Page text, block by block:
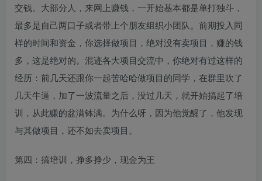
交钱。大部分人，来网上赚钱，一开始基本都是单打独斗，
最多是自己两口子或者带上个朋友组织小团队。前期投入同
样的时间和资金，你选择做项目，绝对没有卖项目，赚的钱
多，这是绝对的。混迹各大项目交流中，你绝对有过这样的
经历：前几天还跟你一起苦哈哈做项目的同学，在群里吹了
几天牛逼，加了一波流量之后，没过几天，就开始搞起了培
训，从此赚的盆满钵满。为什么呀，因为他觉醒了，他发现
与其做项目，还不如去卖项目。
第四：搞培训，挣多挣少，现金为王